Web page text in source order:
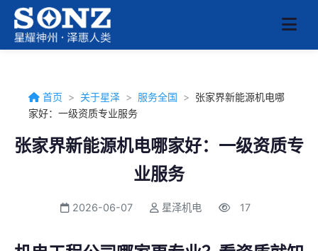
首页 > 关于星泽 > 服务全国 > 张家界新能源机电哪
家好：一级资质专业服务
张家界新能源机电哪家好：一级资质专
业服务
2026-06-07 星泽机电 17